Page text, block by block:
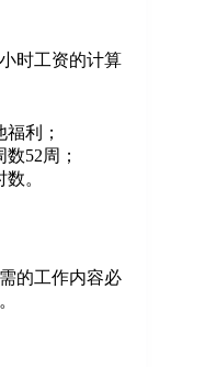
时工资的计算
利；
52周；
。
的工作内容必